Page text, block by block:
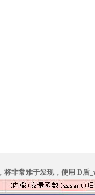
非常难于发现，使用 D盾